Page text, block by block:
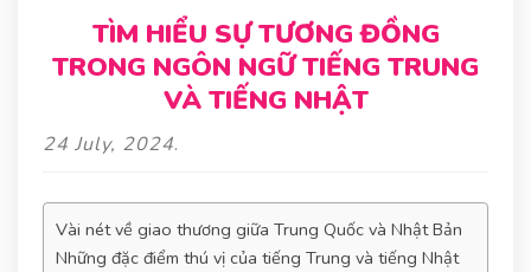
TÌM HIỂU SỰ TƯƠNG ĐỒNG
TRONG NGÔN NGỮ TIẾNG TRUNG
VÀ TIẾNG NHẬT
24 July, 2024.
Vài nét về giao thương giữa Trung Quốc và Nhật Bản
Những đặc điểm thú vị của tiếng Trung và tiếng Nhật